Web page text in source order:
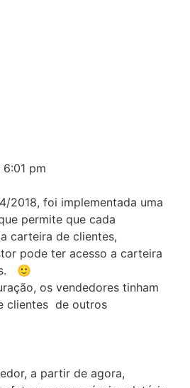
6:01 pm
2018, foi implementada uma
permite que cada
carteira de clientes,
pode ter acesso a carteira
🙂
os vendedores tinham
clientes de outros
a partir de agora,